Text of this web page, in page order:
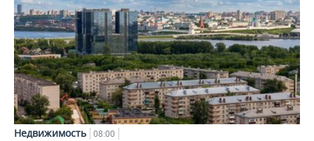
Недвижимость 08:00